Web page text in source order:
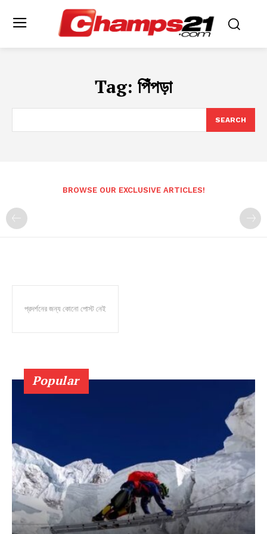
Tag: পিঁপড়া
SEARCH
BROWSE OUR EXCLUSIVE ARTICLES!
প্রদর্শনের জন্য কোনো পোস্ট নেই
Popular